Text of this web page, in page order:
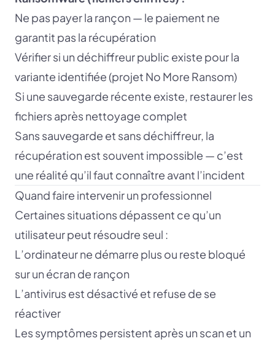
Ne pas payer la rançon — le paiement ne
garantit pas la récupération
Vérifier si un déchiffreur public existe pour la
variante identifiée (projet No More Ransom)
Si une sauvegarde récente existe, restaurer les
fichiers après nettoyage complet
Sans sauvegarde et sans déchiffreur, la
récupération est souvent impossible — c’est
une réalité qu’il faut connaître avant l’incident
Quand faire intervenir un professionnel
Certaines situations dépassent ce qu’un
utilisateur peut résoudre seul :
L’ordinateur ne démarre plus ou reste bloqué
sur un écran de rançon
L’antivirus est désactivé et refuse de se
réactiver
Les symptômes persistent après un scan et un